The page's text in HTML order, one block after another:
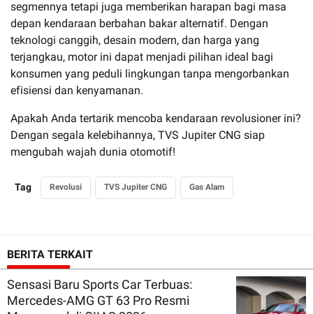
segmennya tetapi juga memberikan harapan bagi masa
depan kendaraan berbahan bakar alternatif. Dengan
teknologi canggih, desain modern, dan harga yang
terjangkau, motor ini dapat menjadi pilihan ideal bagi
konsumen yang peduli lingkungan tanpa mengorbankan
efisiensi dan kenyamanan.
Apakah Anda tertarik mencoba kendaraan revolusioner ini?
Dengan segala kelebihannya, TVS Jupiter CNG siap
mengubah wajah dunia otomotif!
Tag Revolusi TVS Jupiter CNG Gas Alam
BERITA TERKAIT
Sensasi Baru Sports Car Terbuas:
Mercedes-AMG GT 63 Pro Resmi